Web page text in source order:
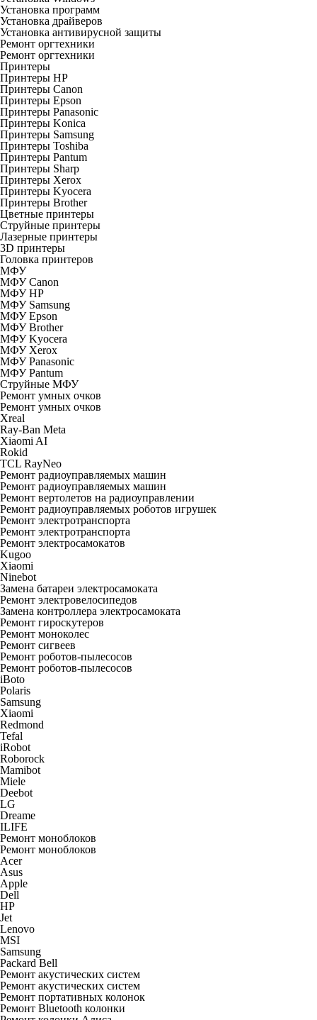
Установка программ
Установка драйверов
Установка антивирусной защиты
Ремонт оргтехники
Ремонт оргтехники
Принтеры
Принтеры HP
Принтеры Canon
Принтеры Epson
Принтеры Panasonic
Принтеры Konica
Принтеры Samsung
Принтеры Toshiba
Принтеры Pantum
Принтеры Sharp
Принтеры Xerox
Принтеры Kyocera
Принтеры Brother
Цветные принтеры
Струйные принтеры
Лазерные принтеры
3D принтеры
Головка принтеров
МФУ
МФУ Canon
МФУ HP
МФУ Samsung
МФУ Epson
МФУ Brother
МФУ Kyocera
МФУ Xerox
МФУ Panasonic
МФУ Pantum
Струйные МФУ
Ремонт умных очков
Ремонт умных очков
Xreal
Ray-Ban Meta
Xiaomi AI
Rokid
TCL RayNeo
Ремонт радиоуправляемых машин
Ремонт радиоуправляемых машин
Ремонт вертолетов на радиоуправлении
Ремонт радиоуправляемых роботов игрушек
Ремонт электротранспорта
Ремонт электротранспорта
Ремонт электросамокатов
Kugoo
Xiaomi
Ninebot
Замена батареи электросамоката
Ремонт электровелосипедов
Замена контроллера электросамоката
Ремонт гироскутеров
Ремонт моноколес
Ремонт сигвеев
Ремонт роботов-пылесосов
Ремонт роботов-пылесосов
iBoto
Polaris
Samsung
Xiaomi
Redmond
Tefal
iRobot
Roborock
Mamibot
Miele
Deebot
LG
Dreame
ILIFE
Ремонт моноблоков
Ремонт моноблоков
Acer
Asus
Apple
Dell
HP
Jet
Lenovo
MSI
Samsung
Packard Bell
Ремонт акустических систем
Ремонт акустических систем
Ремонт портативных колонок
Ремонт Bluetooth колонки